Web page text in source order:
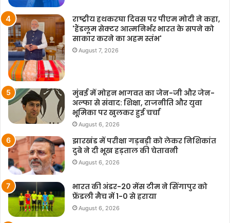
प्रश्न 18: मजदूरी का भुगतान कैसे होगा?
भुगतान सीधे बैंक या डाकघर खातों में डीबीटी के जरिए होगा।
प्रश्न 19: मजदूरी भुगतान में देरी होने पर क्या मिलेगा?
यदि 15 दिनों में मजदूरी नहीं मिली तो हर दिन की देरी पर 0.05 प्रतिशत
मुआवजा दिया जाएगा।
प्रश्न 20: उपस्थिति कैसे दर्ज होगी?
काम की जगह पर फेस ऑथेंटिकेशन आधारित उपस्थिति दर्ज की जाएगी।
प्रश्न 21: काम की जगह पर कौन-कौन सी सुविधाएं मिलेंगी?
राष्ट्रीय हथकरघा दिवस पर पीएम मोदी ने कहा,
'हैंडलूम सेक्टर आत्मनिर्भर भारत के सपने को
साकार करने का अहम स्तंभ'
August 7, 2026
मुंबई में मोहन भागवत का जेन-जी और जेन-
अल्फा से संवाद: शिक्षा, राजनीति और युवा
भूमिका पर खुलकर हुई चर्चा
August 6, 2026
झारखंड में परीक्षा गड़बड़ी को लेकर निशिकांत
दुबे ने दी भूख हड़ताल की चेतावनी
August 6, 2026
भारत की अंडर-20 मेंस टीम ने सिंगापुर को
फ्रेंडली मैच में 1-0 से हराया
August 6, 2026